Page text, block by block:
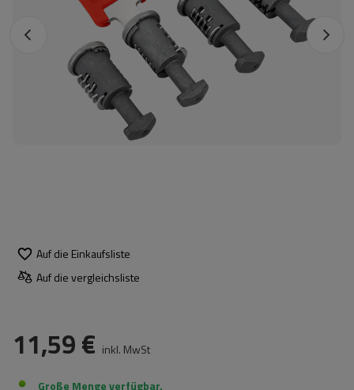
Auf die Einkaufsliste
Auf die vergleichsliste
11,59 € inkl. MwSt
Große Menge verfügbar